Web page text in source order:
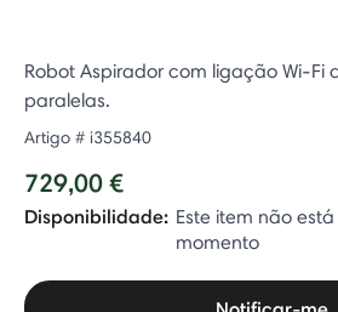
Robot Aspirador com ligação Wi-Fi
paralelas.
Artigo # i355840
729,00 €
Disponibilidade: Este item não
momento